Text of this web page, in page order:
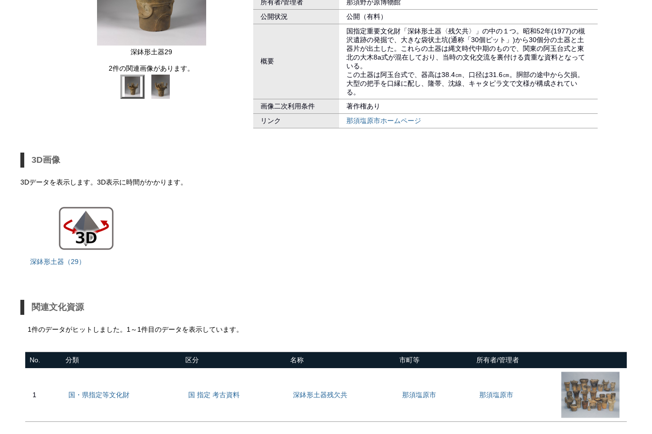
深鉢形土器29
2件の関連画像があります。
所有者/管理者
那須野が原博物館
公開状況
公開（有料）
概要
国指定重要文化財「深鉢形土器〈残欠共〉」の中の１つ。昭和52年(1977)の槻
沢遺跡の発掘で、大きな袋状土坑(通称「30個ピット」)から30個分の土器と土
器片が出土した。これらの土器は縄文時代中期のもので、関東の阿玉台式と東
北の大木8a式が混在しており、当時の文化交流を裏付ける貴重な資料となって
いる。
この土器は阿玉台式で、器高は38.4㎝、口径は31.6㎝。胴部の途中から欠損。
大型の把手を口縁に配し、隆帯、沈線、キャタピラ文で文様が構成されてい
る。
画像二次利用条件
著作権あり
リンク
那須塩原市ホームページ
3D画像
3Dデータを表示します。3D表示に時間がかかります。
深鉢形土器（29）
関連文化資源
1件のデータがヒットしました。1～1件目のデータを表示しています。
No. 分類 区分 名称 市町等 所有者/管理者
1 国・県指定等文化財 国 指定 考古資料 深鉢形土器残欠共 那須塩原市 那須塩原市